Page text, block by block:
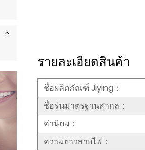
รายละเอียดสินค้า
ชื่อผลิตภัณฑ์ Jiying：
ชื่อรุ่นมาตรฐานสากล：
ค่านิยม：
ความยาวสายไฟ：